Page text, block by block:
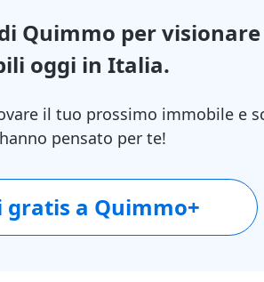
Quimmo per
oggi in Italia.
il tuo prossimo immobile e
pensato per te!
gratis a Quimmo+